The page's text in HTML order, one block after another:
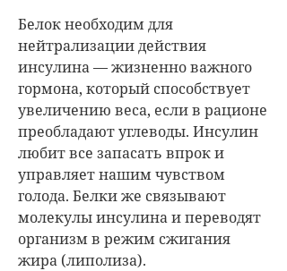
Белок необходим для
нейтрализации действия
инсулина — жизненно важного
гормона, который способствует
увеличению веса, если в рационе
преобладают углеводы. Инсулин
любит все запасать впрок и
управляет нашим чувством
голода. Белки же связывают
молекулы инсулина и переводят
организм в режим сжигания
жира (липолиза).